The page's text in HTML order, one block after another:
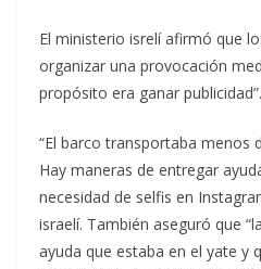
El ministerio isrelí afirmó que
organizar una provocación
propósito era ganar publicidad”.
“El barco transportaba menos
Hay maneras de entregar
necesidad de selfis en
israelí. También aseguró que
ayuda que estaba en el yate y